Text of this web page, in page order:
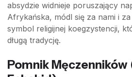
absydzie widnieje poruszający
Afrykańska, módl się za nami i za
symbol religijnej koegzystencji,
długą tradycję.
Pomnik Męczenników